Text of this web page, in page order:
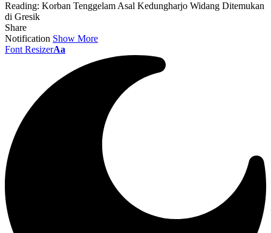
Reading: Korban Tenggelam Asal Kedungharjo Widang Ditemukan
di Gresik
Share
Notification Show More
Font ResizerAa